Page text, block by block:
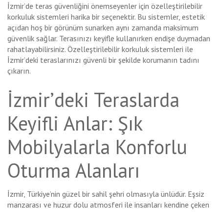
İzmir’de teras güvenliğini önemseyenler için özelleştirilebilir
korkuluk sistemleri harika bir seçenektir. Bu sistemler, estetik
açıdan hoş bir görünüm sunarken aynı zamanda maksimum
güvenlik sağlar. Terasınızı keyifle kullanırken endişe duymadan
rahatlayabilirsiniz. Özelleştirilebilir korkuluk sistemleri ile
İzmir’deki teraslarınızı güvenli bir şekilde korumanın tadını
çıkarın.
İzmir’deki Teraslarda
Keyifli Anlar: Şık
Mobilyalarla Konforlu
Oturma Alanları
İzmir, Türkiye’nin güzel bir sahil şehri olmasıyla ünlüdür. Eşsiz
manzarası ve huzur dolu atmosferi ile insanları kendine çeken